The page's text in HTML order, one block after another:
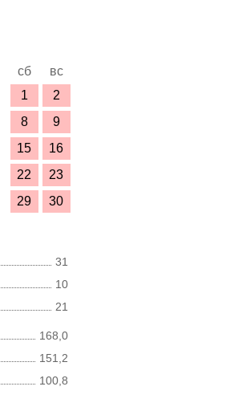
сб
вс
1
2
8
9
15
16
22
23
29
30
31
10
21
168,0
151,2
100,8